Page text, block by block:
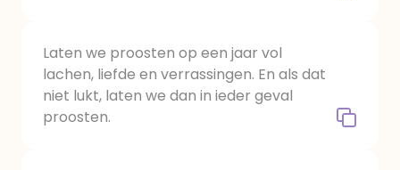
Laten we proosten op een jaar vol
lachen, liefde en verrassingen. En als dat
niet lukt, laten we dan in ieder geval
proosten.